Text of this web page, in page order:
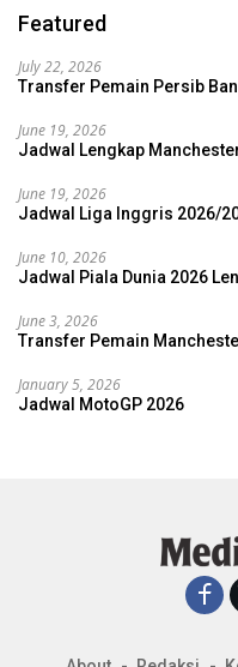
Featured
July 22, 2026
Transfer Pemain Persib
June 19, 2026
Jadwal Lengkap
June 19, 2026
Jadwal Liga Inggris 2026/
June 10, 2026
Jadwal Piala Dunia 2026
June 3, 2026
Transfer Pemain
January 5, 2026
Jadwal MotoGP 2026